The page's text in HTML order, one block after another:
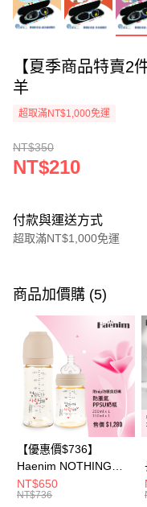
【夏季商品特賣2
羊
超取滿NT$1,000免運
NT$350
NT$210
付款與運送方式
超取滿NT$1,000免運
信用卡一次付款
信用卡分期付款
3 期 0 利率 每期
合作金庫商業銀行
華南商業銀行
上海商業儲蓄銀行
國泰世華商業銀行
臺灣中小企業銀行
匯豐（台灣）商業銀行
元大商業銀行
6 期 0 利率 每期
合作金庫商業銀行
華南商業銀行
上海商業儲蓄銀行
國泰世華商業銀行
臺灣中小企業銀行
匯豐（台灣）商業銀行
聯邦商業銀行
超商取貨付款
LINE Pay
Apple Pay
悠遊付
商品加價購 (5)
【優惠價$736】
Haenim NOTHING™
多合一PPSU防脹氣奶
瓶 2入組
NT$650
NT$736